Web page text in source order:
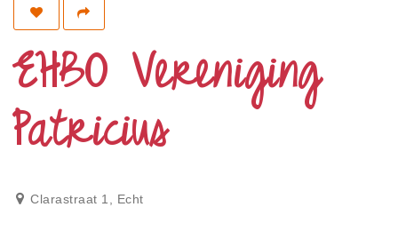
Privacy
Disclaimer
Inloggen
EHBO Vereniging
Patricius
Clarastraat 1, Echt